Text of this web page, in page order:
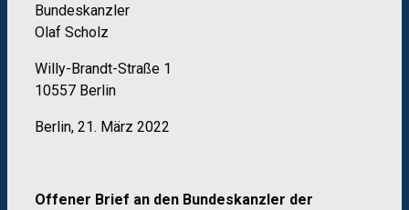
Bundeskanzler
Olaf Scholz
Willy-Brandt-Straße 1
10557 Berlin
Berlin, 21. März 2022
Offener Brief an den Bundeskanzler der